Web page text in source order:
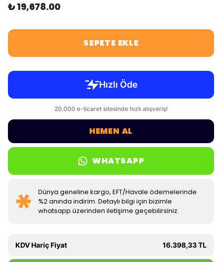
₺ 19,678.00
SEPETE EKLE
HEMEN AL
WHATSAPP
Dünya geneline kargo, EFT/Havale ödemelerinde
%2 anında indirim. Detaylı bilgi için bizimle
whatsapp üzerinden iletişime geçebilirsiniz.
KDV Hariç Fiyat 16.398,33 TL